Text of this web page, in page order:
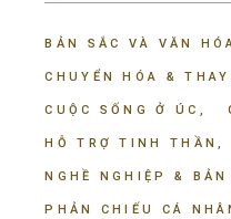
BẢN SẮC VÀ VĂN
CHUYỂN HÓA &
CUỘC SỐNG Ở ÚC
HỖ TRỢ TINH THẦN
NGHỀ NGHIỆP & BẢN
PHẢN CHIẾU CÁ